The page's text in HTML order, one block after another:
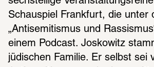
Schauspiel Frankfurt, die unter
„Antisemitismus und
einem Podcast. Joskowitz
jüdischen Familie. Er selbst sei